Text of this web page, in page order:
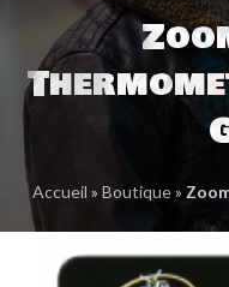
Accueil » Boutique»